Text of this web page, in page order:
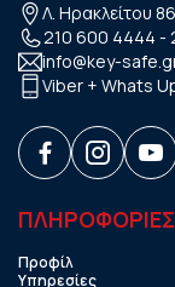
Λ. Ηρακλείτου
210 600 4444 -
info@key-
Viber + Whats
ΠΛΗΡΟΦΟΡΙΕΣ
Προφίλ
Υπηρεσίες